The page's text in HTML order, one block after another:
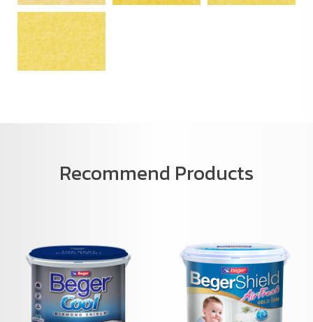
Recommend Products